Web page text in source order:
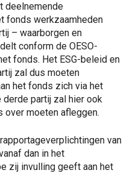
deelnemende
fonds werkzaamheden
– waarborgen en
conform de OESO-
fonds. Het ESG-beleid en
zal dus moeten
het fonds zich via het
derde partij zal hier ook
over moeten afleggen.
van
dan in het
zij invulling geeft aan het